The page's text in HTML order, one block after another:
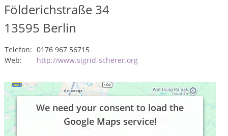
Földerichstraße 34
13595 Berlin
Telefon: 0176 967 56715
Web:
http://www.sigrid-scherer.org
We need your consent to load the
Google Maps service!